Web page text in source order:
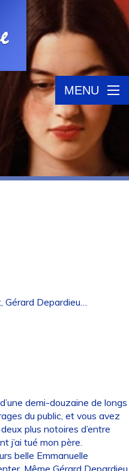
MENU
Gérard Depardieu…
demi-douzaine de longs
du public, et vous avez
plus notoires d’entre
j’ai tué mon père.
belle Emmanuelle